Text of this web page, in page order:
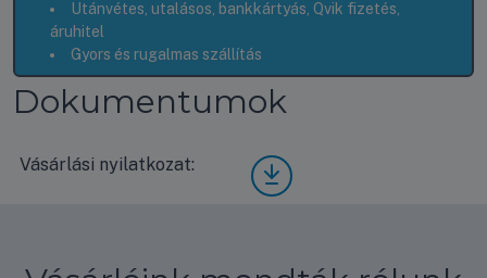
Utánvétes, utalásos, bankkártyás, Qvik fizetés,
áruhitel
Gyors és rugalmas szállítás
Dokumentumok
Vásárlási nyilatkozat:
Vásá
rlási